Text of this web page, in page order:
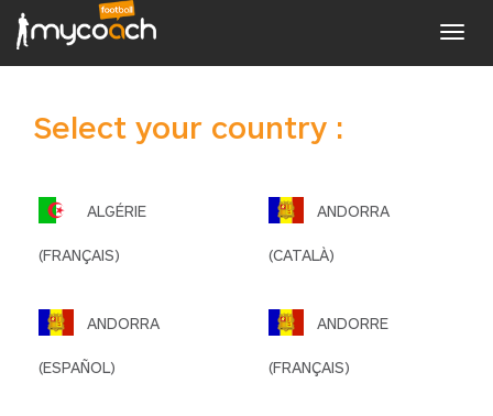
Select your country :
ALGÉRIE
(FRANÇAIS)
ANDORRA
(CATALÀ)
ANDORRA
(ESPAÑOL)
ANDORRE
(FRANÇAIS)